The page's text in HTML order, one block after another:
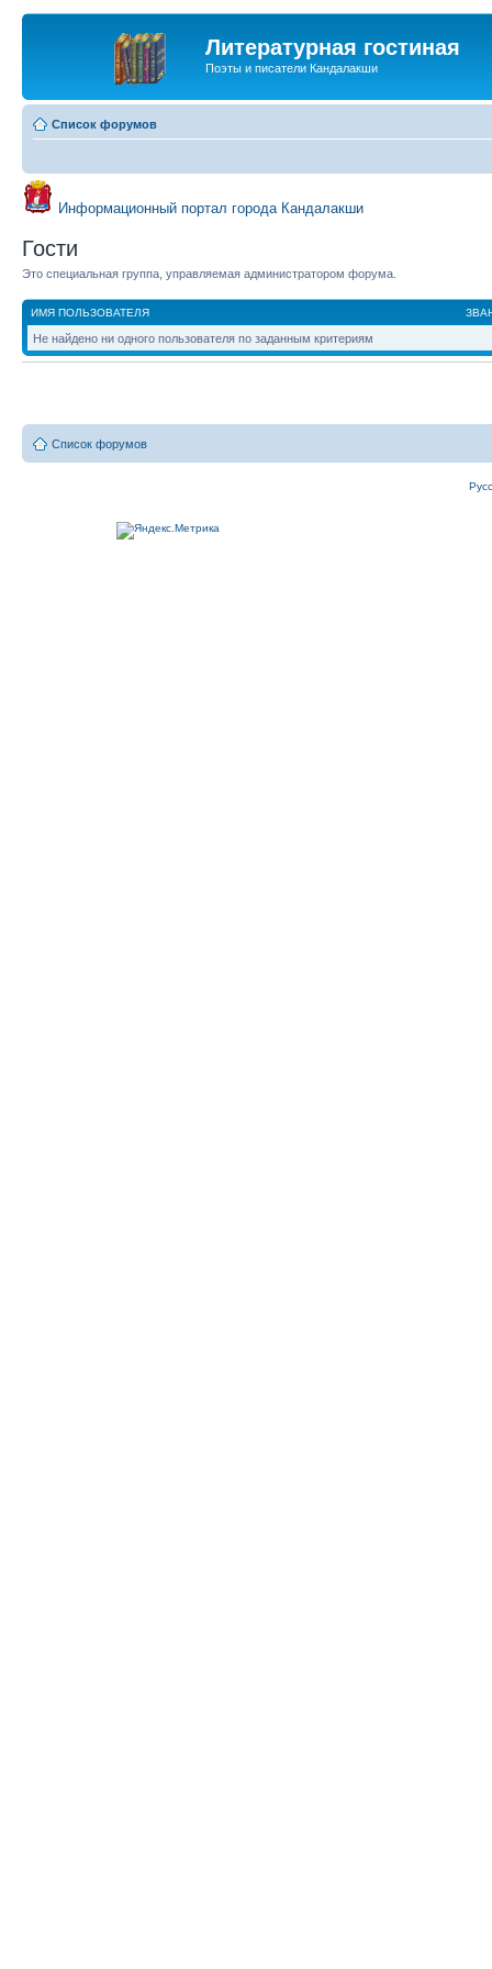
Литературная гостиная
Поэты и писатели Кандалакши
Список форумов
Информационный портал города Кандалакши
Гости
Это специальная группа, управляемая администратором форума.
ИМЯ ПОЛЬЗОВАТЕЛЯ
Не найдено ни одного пользователя по заданным критериям
Список форумов